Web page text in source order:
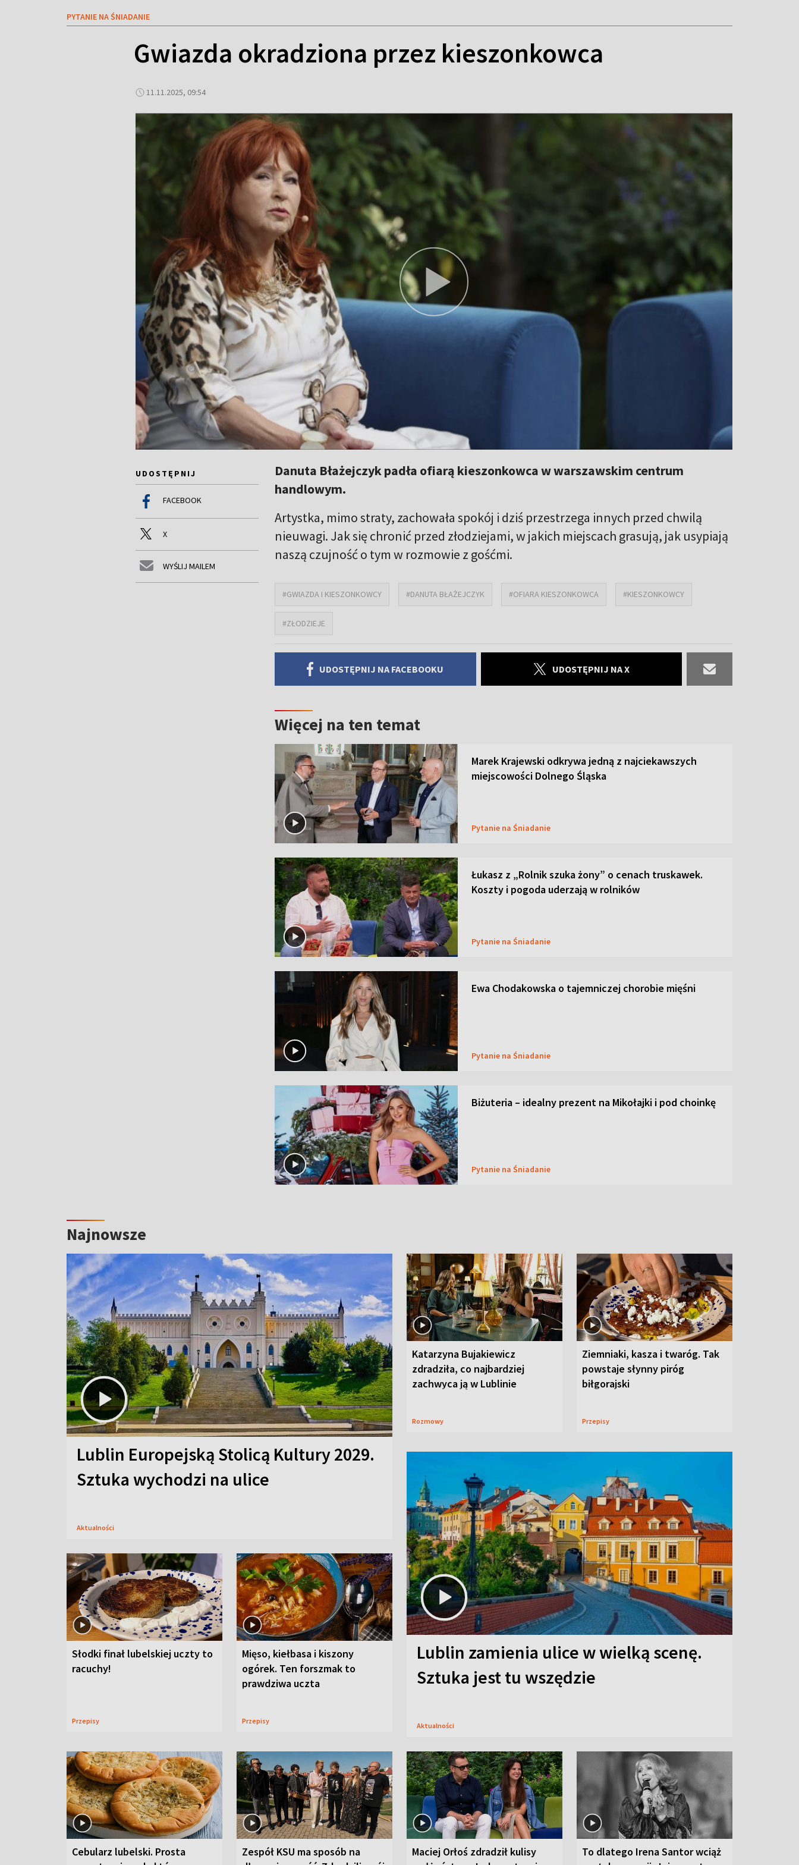
PYTANIE NA ŚNIADANIE
Gwiazda okradziona przez kieszonkowca
11.11.2025, 09:54
UDOSTĘPNIJ
FACEBOOK
X
WYŚLIJ MAILEM
Danuta Błażejczyk padła ofiarą kieszonkowca w warszawskim centrum
handlowym.
Artystka, mimo straty, zachowała spokój i dziś przestrzega innych przed chwilą
nieuwagi. Jak się chronić przed złodziejami, w jakich miejscach grasują, jak usypiają
naszą czujność o tym w rozmowie z gośćmi.
#GWIAZDA I KIESZONKOWCY #DANUTA BŁAŻEJCZYK #OFIARA KIESZONKOWCA #KIESZONKOWCY
#ZŁODZIEJE
UDOSTĘPNIJ NA FACEBOOKU UDOSTĘPNIJ NA X
Więcej na ten temat
Marek Krajewski odkrywa jedną z najciekawszych
miejscowości Dolnego Śląska
Pytanie na Śniadanie
Łukasz z „Rolnik szuka żony” o cenach truskawek.
Koszty i pogoda uderzają w rolników
Pytanie na Śniadanie
Ewa Chodakowska o tajemniczej chorobie mięśni
Pytanie na Śniadanie
Biżuteria – idealny prezent na Mikołajki i pod choinkę
Pytanie na Śniadanie
Najnowsze
Lublin Europejską Stolicą Kultury 2029.
Sztuka wychodzi na ulice
Aktualności
Katarzyna Bujakiewicz
zdradziła, co najbardziej
zachwyca ją w Lublinie
Rozmowy
Ziemniaki, kasza i twaróg. Tak
powstaje słynny piróg
biłgorajski
Przepisy
Słodki finał lubelskiej uczty to
racuchy!
Przepisy
Mięso, kiełbasa i kiszony
ogórek. Ten forszmak to
prawdziwa uczta
Przepisy
Lublin zamienia ulice w wielką scenę.
Sztuka jest tu wszędzie
Aktualności
Cebularz lubelski. Prosta
Zespół KSU ma sposób na
Maciej Orłoś zdradził kulisy
To dlatego Irena Santor wciąż